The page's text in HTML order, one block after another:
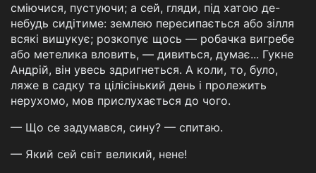
сміючися, пустуючи; а сей, гляди, під хатою де-
небудь сидітиме: землею пересипається або зілля
всякі вишукує; розкопує щось — робачка вигребе
або метелика вловить, — дивиться, думає... Гукне
Андрій, він увесь здригнеться. А коли, то, було,
ляже в садку та цілісінький день і пролежить
нерухомо, мов прислухається до чого.
— Що се задумався, сину? — спитаю.
— Який сей світ великий, нене!